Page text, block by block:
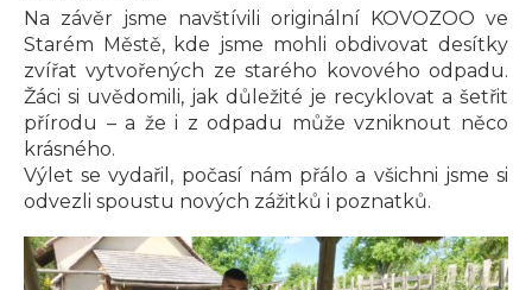
Na závěr jsme navštívili originální KOVOZOO ve
Starém Městě, kde jsme mohli obdivovat desítky
zvířat vytvořených ze starého kovového odpadu.
Žáci si uvědomili, jak důležité je recyklovat a šetřit
přírodu – a že i z odpadu může vzniknout něco
krásného.
Výlet se vydařil, počasí nám přálo a všichni jsme si
odvezli spoustu nových zážitků i poznatků.